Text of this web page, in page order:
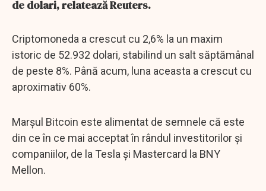
de dolari, relatează Reuters.
Criptomoneda a crescut cu 2,6% la un maxim
istoric de 52.932 dolari, stabilind un salt săptămânal
de peste 8%. Până acum, luna aceasta a crescut cu
aproximativ 60%.
Marșul Bitcoin este alimentat de semnele că este
din ce în ce mai acceptat în rândul investitorilor și
companiilor, de la Tesla și Mastercard la BNY
Mellon.